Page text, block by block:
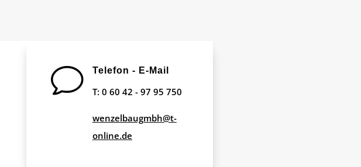
v Telefon - E-Mail
T: 0 60 42 - 97 95 750
wenzelbaugmbh@t-
online.de